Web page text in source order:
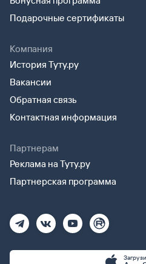
Подарочные сертификаты
Компания
История Туту.ру
Вакансии
Обратная связь
Контактная информация
Партнерам
Реклама на Туту.ру
Партнерская программа